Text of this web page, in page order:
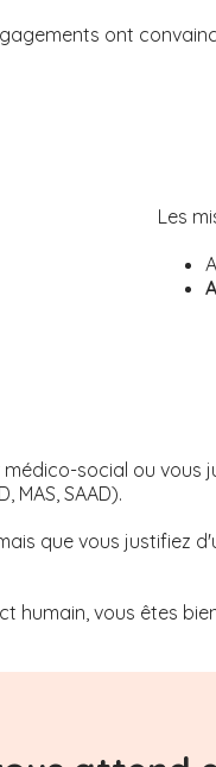
ont
Les
social ou vous
MAS, SAAD).
que vous justifiez
humain, vous êtes